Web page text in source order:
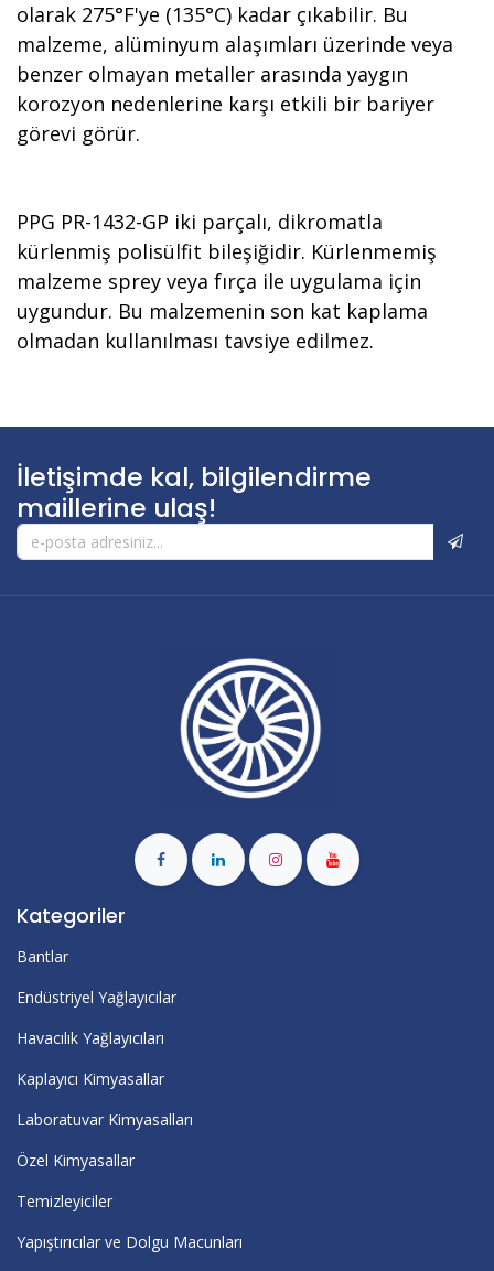
olarak 275°F'ye (135°C) kadar çıkabilir. Bu
malzeme, alüminyum alaşımları üzerinde veya
benzer olmayan metaller arasında yaygın
korozyon nedenlerine karşı etkili bir bariyer
görevi görür.
PPG PR-1432-GP iki parçalı, dikromatla
kürlenmiş polisülfit bileşiğidir. Kürlenmemiş
malzeme sprey veya fırça ile uygulama için
uygundur. Bu malzemenin son kat kaplama
olmadan kullanılması tavsiye edilmez.
İletişimde kal, bilgilendirme
maillerine ulaş!
Kategoriler
Bantlar
Endüstriyel Yağlayıcılar
Havacılık Yağlayıcıları
Kaplayıcı Kimyasallar
Laboratuvar Kimyasalları
Özel Kimyasallar
Temizleyiciler
Yapıştırıcılar ve Dolgu Macunları